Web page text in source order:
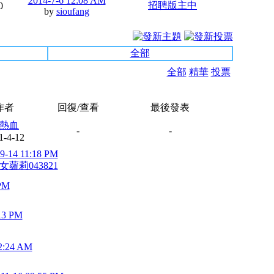
by sioufang
招聘版主中
全部
全部 精華 投票
者 回復/查看
最後發表
血
4-12
- -
14 11:18 PM
蘿莉043821
PM
AM